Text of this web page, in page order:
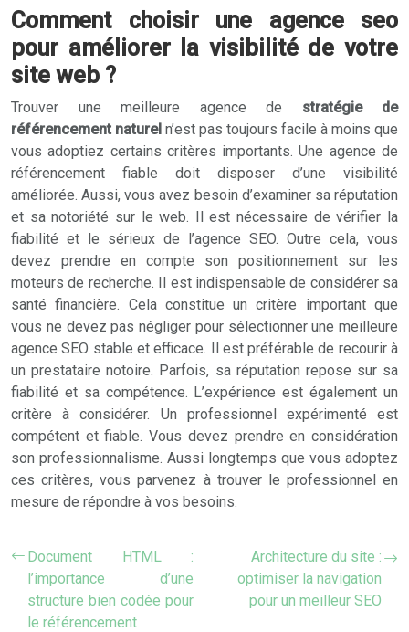
Comment choisir une agence seo
pour améliorer la visibilité de votre
site web ?
Trouver une meilleure agence de stratégie de
référencement naturel n’est pas toujours facile à moins que
vous adoptiez certains critères importants. Une agence de
référencement fiable doit disposer d’une visibilité
améliorée. Aussi, vous avez besoin d’examiner sa réputation
et sa notoriété sur le web. Il est nécessaire de vérifier la
fiabilité et le sérieux de l’agence SEO. Outre cela, vous
devez prendre en compte son positionnement sur les
moteurs de recherche. Il est indispensable de considérer sa
santé financière. Cela constitue un critère important que
vous ne devez pas négliger pour sélectionner une meilleure
agence SEO stable et efficace. Il est préférable de recourir à
un prestataire notoire. Parfois, sa réputation repose sur sa
fiabilité et sa compétence. L’expérience est également un
critère à considérer. Un professionnel expérimenté est
compétent et fiable. Vous devez prendre en considération
son professionnalisme. Aussi longtemps que vous adoptez
ces critères, vous parvenez à trouver le professionnel en
mesure de répondre à vos besoins.
Document HTML :
l’importance d’une
structure bien codée pour
le référencement
Architecture du site :
optimiser la navigation
pour un meilleur SEO